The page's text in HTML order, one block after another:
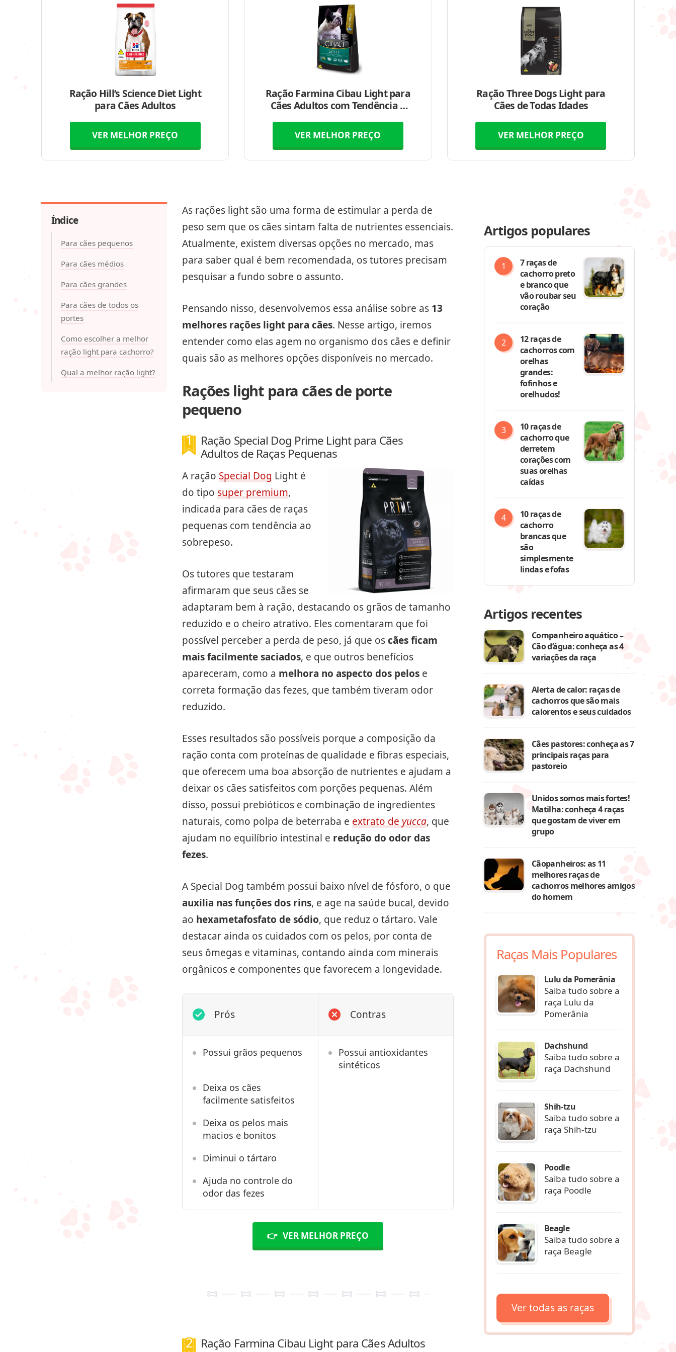
Ração Hill’s Science Diet Light
para Cães Adultos
VER MELHOR PREÇO
Ração Farmina Cibau Light para
Cães Adultos com Tendência a
VER MELHOR PREÇO
Ração Three Dogs Light para
Cães de Todas Idades
VER MELHOR PREÇO
As rações light são uma forma de estimular a perda de
peso sem que os cães sintam falta de nutrientes essenciais.
Atualmente, existem diversas opções no mercado, mas
para saber qual é bem recomendada, os tutores precisam
pesquisar a fundo sobre o assunto.
Pensando nisso, desenvolvemos essa análise sobre as 13
melhores rações light para cães. Nesse artigo, iremos
entender como elas agem no organismo dos cães e definir
quais são as melhores opções disponíveis no mercado.
Índice
Para cães pequenos
Para cães médios
Para cães grandes
Para cães de todos os
portes
Como escolher a melhor
ração light para cachorro?
Qual a melhor ração light?
Rações light para cães de porte
pequeno
Ração Special Dog Prime Light para Cães
Adultos de Raças Pequenas
A ração Special Dog Light é
do tipo super premium,
indicada para cães de raças
pequenas com tendência ao
sobrepeso.
Os tutores que testaram
afirmaram que seus cães se
adaptaram bem à ração, destacando os grãos de tamanho
reduzido e o cheiro atrativo. Eles comentaram que foi
possível perceber a perda de peso, já que oscães ficam
mais facilmente saciados, e que outros benefícios
apareceram, como a melhora no aspecto dos pelos e
correta formação das fezes, que também tiveram odor
reduzido.
Esses resultados são possíveis porque a composição da
ração conta com proteínas de qualidade e fibras especiais,
que oferecem uma boa absorção de nutrientes e ajudam a
deixar os cães satisfeitos com porções pequenas. Além
disso, possui prebióticos e combinação de ingredientes
naturais, como polpa de beterraba e extrato de yucca, que
ajudam no equilíbrio intestinal e redução do odor das
fezes.
A Special Dog também possui baixo nível de fósforo, o que
auxilia nas funções dos rins, e age na saúde bucal, devido
ao hexametafosfato de sódio, que reduz o tártaro. Vale
destacar ainda os cuidados com os pelos, por conta de
seus ômegas e vitaminas, contando ainda com minerais
orgânicos e componentes que favorecem a longevidade.
Prós Contras
Possui grãos pequenos
Possui antioxidantes
sintéticos
Deixa os cães
facilmente satisfeitos
Deixa os pelos mais
macios e bonitos
Diminui o tártaro
Ajuda no controle do
odor das fezes
👉 VER MELHOR PREÇO
Ração Farmina Cibau Light para Cães Adultos
Artigos populares
7 raças de
cachorro preto
e branco que
vão roubar seu
coração
12 raças de
cachorros com
orelhas
grandes:
fofinhos e
orelhudos!
10 raças de
cachorro que
derretem
corações com
suas orelhas
caídas
10 raças de
cachorro
brancas que
são
simplesmente
lindas e fofas
Artigos recentes
Companheiro aquático –
Cão d’água: conheça as 4
variações da raça
Alerta de calor: raças de
cachorros que são mais
calorentos e seus cuidados
Cães pastores: conheça as 7
principais raças para
pastoreio
Unidos somos mais fortes!
Matilha: conheça 4 raças
que gostam de viver em
grupo
Cãopanheiros: as 11
melhores raças de
cachorros melhores amigos
do homem
Raças Mais Populares
Lulu da Pomerânia
Saiba tudo sobre a
raça Lulu da
Pomerânia
Dachshund
Saiba tudo sobre a
raça Dachshund
Shih-tzu
Saiba tudo sobre a
raça Shih-tzu
Poodle
Saiba tudo sobre a
raça Poodle
Beagle
Saiba tudo sobre a
raça Beagle
Ver todas as raças